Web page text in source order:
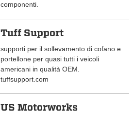
componenti.
Tuff Support
supporti per il sollevamento di cofano e
portellone per quasi tutti i veicoli
americani in qualità OEM.
tuffsupport.com
US Motorworks